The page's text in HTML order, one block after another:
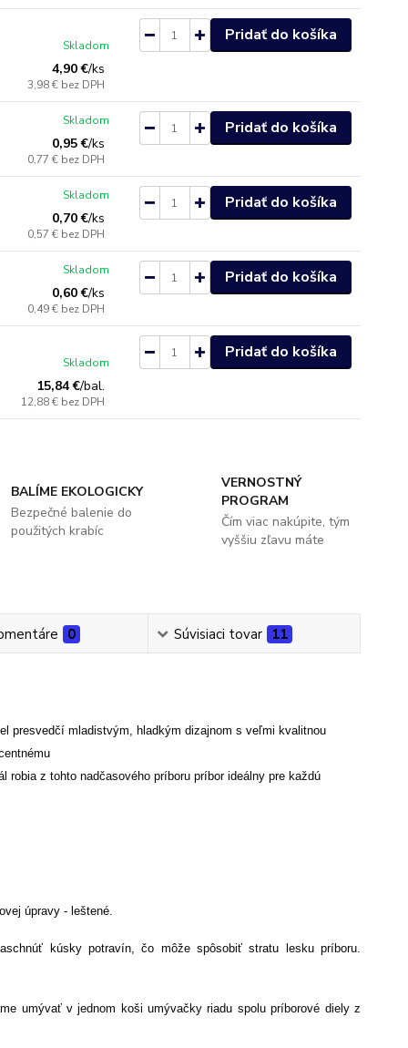
4,90 €/ks
3,98 € bez DPH
Skladom
Pridať do košíka
0,95 €/ks
0,77 € bez DPH
Skladom Pridať do košíka
0,70 €/ks
0,57 € bez DPH
Skladom Pridať do košíka
0,60 €/ks
0,49 € bez DPH
Skladom Pridať do košíka
15,84 €/bal.
12,88 € bez DPH
Skladom
Pridať do košíka
BALÍME EKOLOGICKY
Bezpečné balenie do
použitých krabíc
VERNOSTNÝ
PROGRAM
Čím viac nakúpite, tým
vyššiu zľavu máte
0 Súvisiaci tovar 11
presvedčí mladistvým, hladkým dizajnom s veľmi kvalitnou
z tohto nadčasového príboru príbor ideálny pre každú
úpravy - leštené.
kúsky potravín, čo môže spôsobiť stratu lesku príboru.
umývať v jednom koši umývačky riadu spolu príborové diely z